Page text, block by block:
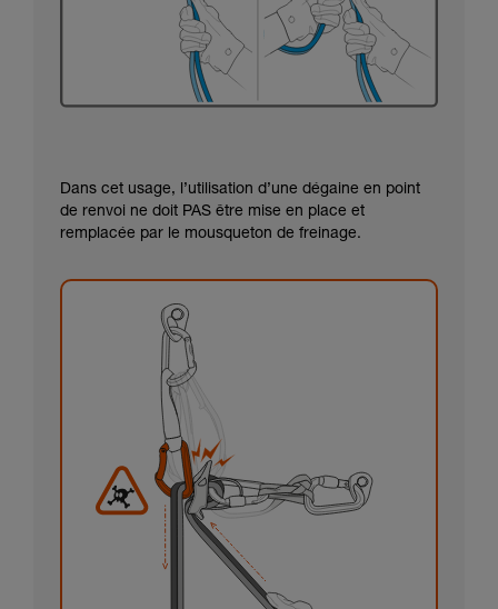
Dans cet usage, l’utilisation d’une dégaine en point
de renvoi ne doit PAS être mise en place et
remplacée par le mousqueton de freinage.